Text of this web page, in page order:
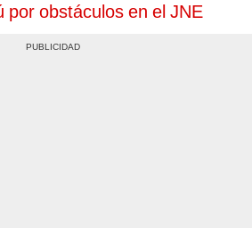
por obstáculos en el JNE